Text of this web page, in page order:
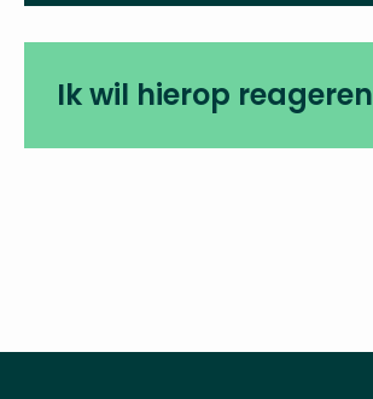
Ik wil hierop reageren